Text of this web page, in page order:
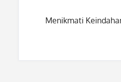
Menikmati